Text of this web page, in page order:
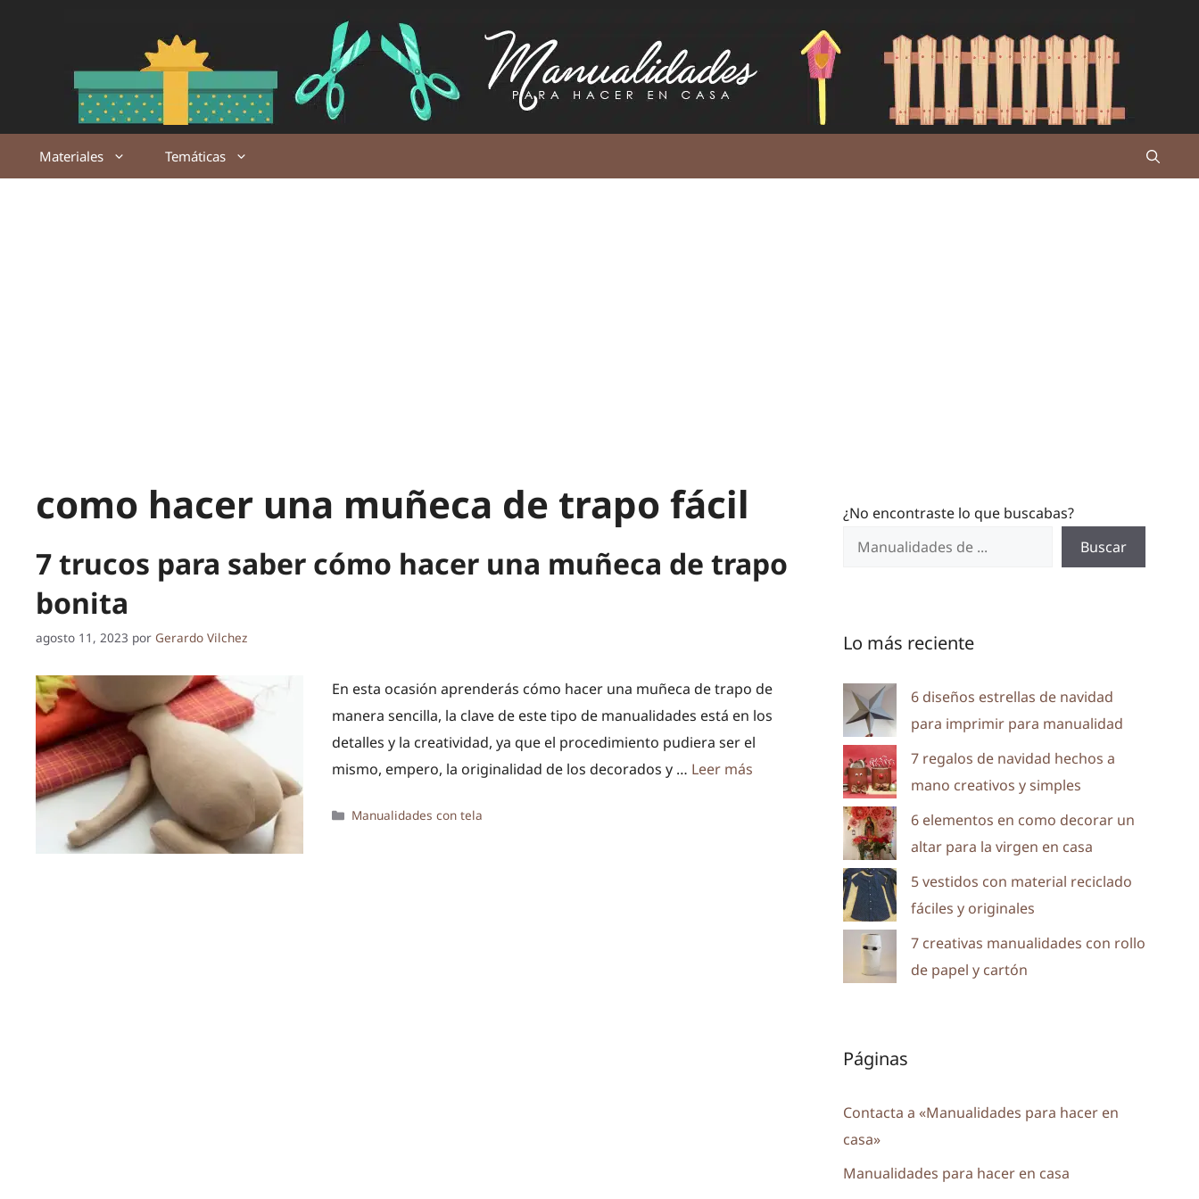
Materiales Temáticas
como hacer una muñeca de trapo fácil
7 trucos para saber cómo hacer una muñeca de trapo
bonita
agosto 11, 2023 por Gerardo Vilchez
En esta ocasión aprenderás cómo hacer una muñeca de trapo de
manera sencilla, la clave de este tipo de manualidades está en los
detalles y la creatividad, ya que el procedimiento pudiera ser el
mismo, empero, la originalidad de los decorados y … Leer más
Categorías
Manualidades con tela
¿No encontraste lo que buscabas?
Buscar
Lo más reciente
6 diseños estrellas de navidad
para imprimir para manualidad
7 regalos de navidad hechos a
mano creativos y simples
6 elementos en como decorar un
altar para la virgen en casa
5 vestidos con material reciclado
fáciles y originales
7 creativas manualidades con rollo
de papel y cartón
Páginas
Contacta a «Manualidades para hacer en
casa»
Manualidades para hacer en casa